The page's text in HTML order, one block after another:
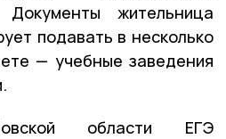
жительница
подавать в несколько
— учебные заведения
области ЕГЭ